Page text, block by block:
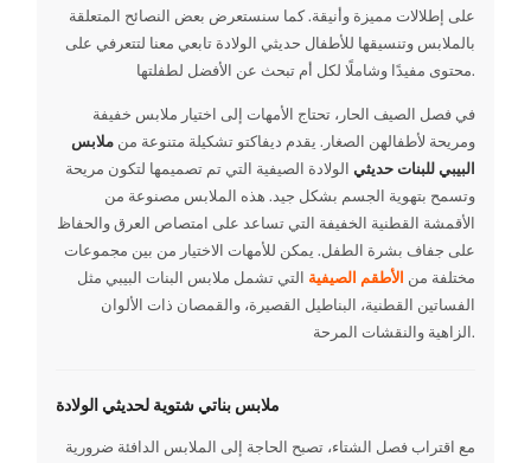
على إطلالات مميزة وأنيقة. كما سنستعرض بعض النصائح المتعلقة
بالملابس وتنسيقها للأطفال حديثي الولادة تابعي معنا لتتعرفي على
محتوى مفيدًا وشاملًا لكل أم تبحث عن الأفضل لطفلتها.
في فصل الصيف الحار، تحتاج الأمهات إلى اختيار ملابس خفيفة
ومريحة لأطفالهن الصغار. يقدم ديفاكتو تشكيلة متنوعة من ملابس
البيبي للبنات حديثي الولادة الصيفية التي تم تصميمها لتكون مريحة
وتسمح بتهوية الجسم بشكل جيد. هذه الملابس مصنوعة من
الأقمشة القطنية الخفيفة التي تساعد على امتصاص العرق والحفاظ
على جفاف بشرة الطفل. يمكن للأمهات الاختيار من بين مجموعات
مختلفة من الأطقم الصيفية التي تشمل ملابس البنات البيبي مثل
الفساتين القطنية، البناطيل القصيرة، والقمصان ذات الألوان
الزاهية والنقشات المرحة.
ملابس بناتي شتوية لحديثي الولادة
مع اقتراب فصل الشتاء، تصبح الحاجة إلى الملابس الدافئة ضرورية